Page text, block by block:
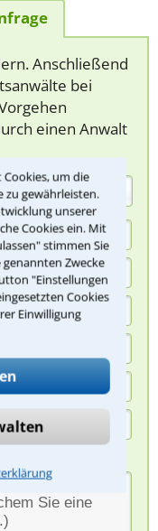
um die
zu gewährleisten.
unserer
Cookies ein. Mit
stimmen Sie
Zwecke
"Einstellungen
Cookies
Einwilligung
Anschließend
bei
einen Anwalt